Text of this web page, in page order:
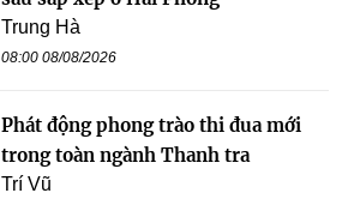
Trung Hà
08:00 08/08/2026
Phát động phong trào thi đua mới
trong toàn ngành Thanh tra
Trí Vũ